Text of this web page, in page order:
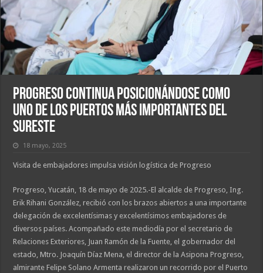
Progreso continua posicionándose como
uno de los puertos más importantes del
Sureste
18 mayo, 2025
Visita de embajadores impulsa visión logística de Progreso
Progreso, Yucatán, 18 de mayo de 2025.-El alcalde de Progreso, Ing.
Erik Rihani González, recibió con los brazos abiertos a una importante
delegación de excelentísimas y excelentísimos embajadores de
diversos países. Acompañado este mediodía por el secretario de
Relaciones Exteriores, Juan Ramón de la Fuente, el gobernador del
estado, Mtro. Joaquín Díaz Mena, el director de la Asipona Progreso,
almirante Felipe Solano Armenta realizaron un recorrido por el Puerto